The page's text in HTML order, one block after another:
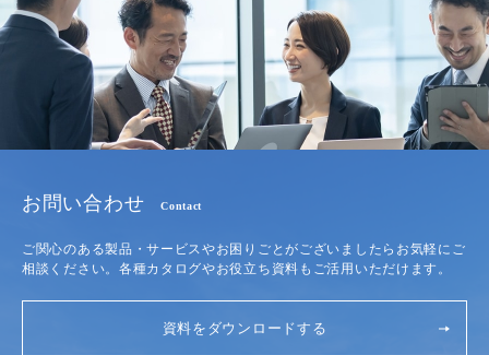
お問い合わせ Contact
ご関心のある製品・サービスやお困りごとがございましたらお気軽にご
相談ください。各種カタログやお役立ち資料もご活用いただけます。
資料をダウンロードする